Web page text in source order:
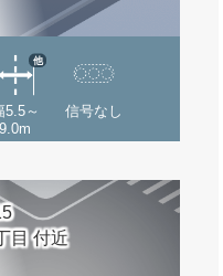
5.5～
9.0m
他
信号なし
目 付近